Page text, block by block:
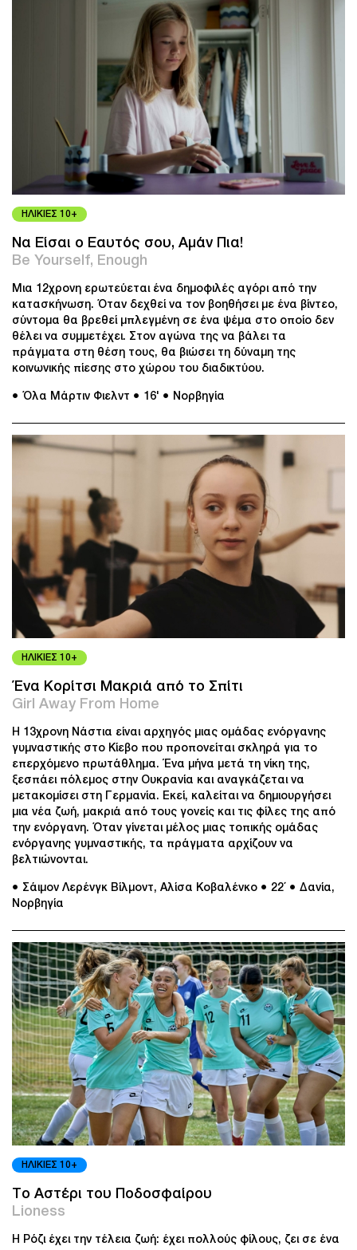
ΗΛΙΚΙΕΣ 10+
Να Είσαι ο Εαυτός σου, Αμάν Πια!
Be Yourself, Enough
Μια 12χρονη ερωτεύεται ένα δημοφιλές αγόρι από την
κατασκήνωση. Όταν δεχθεί να τον βοηθήσει με ένα βίντεο,
σύντομα θα βρεθεί μπλεγμένη σε ένα ψέμα στο οποίο δεν
θέλει να συμμετέχει. Στον αγώνα της να βάλει τα
πράγματα στη θέση τους, θα βιώσει τη δύναμη της
κοινωνικής πίεσης στο χώρου του διαδικτύου.
● Όλα Μάρτιν Φιελντ ● 16' ● Νορβηγία
ΗΛΙΚΙΕΣ 10+
Ένα Κορίτσι Μακριά από το Σπίτι
Girl Away From Home
Η 13χρονη Νάστια είναι αρχηγός μιας ομάδας ενόργανης
γυμναστικής στο Κίεβο που προπονείται σκληρά για το
επερχόμενο πρωτάθλημα. Ένα μήνα μετά τη νίκη της,
ξεσπάει πόλεμος στην Ουκρανία και αναγκάζεται να
μετακομίσει στη Γερμανία. Εκεί, καλείται να δημιουργήσει
μια νέα ζωή, μακριά από τους γονείς και τις φίλες της από
την ενόργανη. Όταν γίνεται μέλος μιας τοπικής ομάδας
ενόργανης γυμναστικής, τα πράγματα αρχίζουν να
βελτιώνονται.
● Σάιμον Λερένγκ Βίλμοντ, Αλίσα Κοβαλένκο ● 22΄
● Δανία,
Νορβηγία
ΗΛΙΚΙΕΣ 10+
Το Αστέρι του Ποδοσφαίρου
Lioness
Η Ρόζι έχει την τέλεια ζωή: έχει πολλούς φίλους, ζει σε ένα